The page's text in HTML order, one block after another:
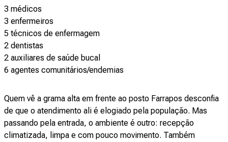
3 médicos
3 enfermeiros
5 técnicos de enfermagem
2 dentistas
2 auxiliares de saúde bucal
6 agentes comunitários/endemias
Quem vê a grama alta em frente ao posto Farrapos desconfia
de que o atendimento ali é elogiado pela população. Mas
passando pela entrada, o ambiente é outro: recepção
climatizada, limpa e com pouco movimento. Também